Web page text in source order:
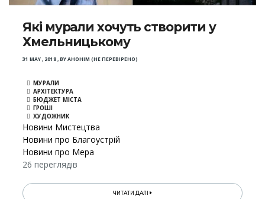
Які мурали хочуть створити у
Хмельницькому
31 MAY , 2018,BYАНОНІМ (НЕ ПЕРЕВІРЕНО)
МУРАЛИ
АРХІТЕКТУРА
БЮДЖЕТ МІСТА
ГРОШІ
ХУДОЖНИК
Новини Мистецтва
Новини про Благоустрій
Новини про Мера
26 переглядів
ЧИТАТИ ДАЛІ